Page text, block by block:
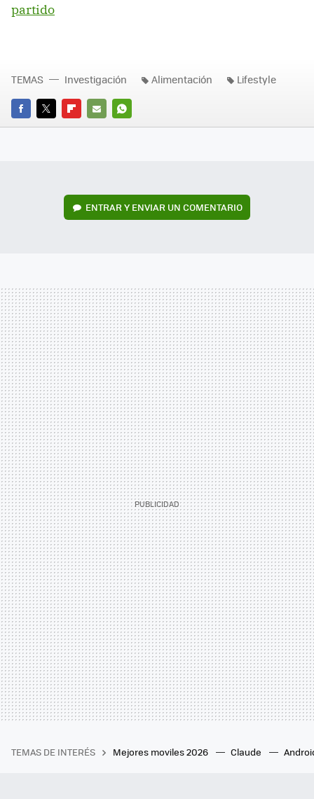
partido
FACEBOOK
TWITTERFLIPBOARD
E-
WHATSAPP
TEMAS Investigación Alimentación Lifestyle
ENTRAR Y ENVIAR UN COMENTARIO
TEMAS DE INTERÉS Mejores moviles 2026 Claude